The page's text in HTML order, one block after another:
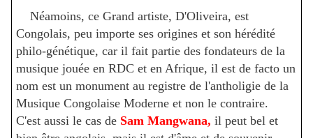
Néamoins, ce Grand artiste, D'Oliveira, est
Congolais, peu importe ses origines et son hérédité
philo-génétique, car il fait partie des fondateurs de la
musique jouée en RDC et en Afrique, il est de facto un
nom est un monument au registre de l'antholigie de la
Musique Congolaise Moderne et non le contraire.
C'est aussi le cas de Sam Mangwana, il peut bel et